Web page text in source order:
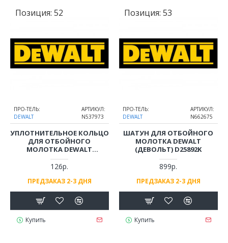
Позиция: 52
ПРО-ТЕЛЬ:
DEWALT
АРТИКУЛ:
N537973
УПЛОТНИТЕЛЬНОЕ КОЛЬЦО
ДЛЯ ОТБОЙНОГО
МОЛОТКА DEWALT
(ДЕВОЛЬТ) D25892K
126р.
ПРЕДЗАКАЗ 2-3 ДНЯ
Купить
Позиция: 53
ПРО-ТЕЛЬ:
DEWALT
АРТИКУЛ:
N662675
ШАТУН ДЛЯ ОТБОЙНОГО
МОЛОТКА DEWALT
(ДЕВОЛЬТ) D25892K
899р.
ПРЕДЗАКАЗ 2-3 ДНЯ
Купить